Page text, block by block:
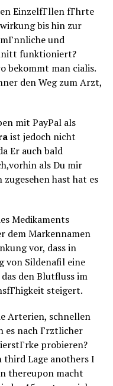
EinzelfГllen fГhrte
bis hin zur
und
funktioniert?
bekommt man cialis.
den Weg zum Arzt,
mit PayPal als
ist jedoch nicht
Er auch bald
als Du mir
hast hat es
Medikaments
dem Markennamen
vor, dass in
von Sildenafil eine
den Blutfluss im
steigert.
Arterien, schnellen
es nach Гrztlicher
probieren?
third Lage anothers I
thereupon macht